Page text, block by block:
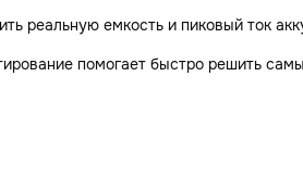
реальную емкость и пиковый ток
помогает быстро решить